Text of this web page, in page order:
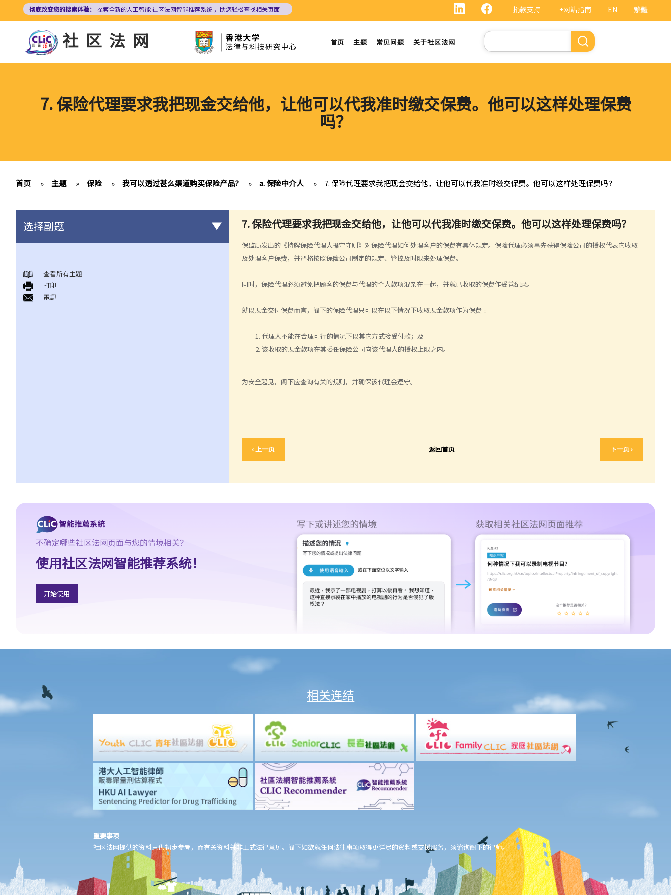
内
EN 繁體
捐款支持 +网站指南
彻底改变您的搜索体验： 探索全新的人工智能社区法网智能推荐系统 ，助您轻松查找相关页面
社区法网 首页 主题 常见问题 关于社区法网
搜
索
7. 保险代理要求我把现金交给他，让他可以代我准时缴交保费。他可以这样处理保费
吗？
首页 » 主题 » 保险 » 我可以透过甚么渠道购买保险产品? » a. 保险中介人 » 7. 保险代理要求我把现金交给他，让他可以代我准时缴交保费。他可以这样处理保费吗？
7.保险代理要求我把现金交给他，让他可以代我准时缴交保费。他可以这样处理保费吗？
保监局发出的《持牌保险代理人操守守则》对保险代理如何处理客户的保费有具体规定。保险代理必须事先获得保险公司的授权代表它收取
及处理客户保费，并严格按照保险公司制定的规定、管控及时限来处理保费。
同时，保险代理必须避免把顾客的保费与代理的个人款项混杂在一起，并就已收取的保费作妥善纪录。
就以现金交付保费而言，阁下的保险代理只可以在以下情况下收取现金款项作为保费﹕
代理人不能在合理可行的情况下以其它方式接受付款；及
该收取的现金款项在其委任保险公司向该代理人的授权上限之内。
为安全起见，阁下应查询有关的规则，并确保该代理会遵守。
‹ 上一页 返回首页 下一页 ›
选择副题
1. 投保人或保单持有人可能没有向保险公司披露所有个人资料。没
有这样的披露会导致索偿被拒绝吗？哪些重要事实必须披露？
2. 除上述问题外，若一些没有披露的资料与该项索偿无关（例如，
1. 保险中介人有两类─保险代理（insurance agent） 和保险经纪
2. 在新的监管制度下，对持牌保险中介人、保险代理机构或保险经
纪公司负责人有甚么要求?
4. 保险业监管局有甚么权力持牌保险中介人确保保险中介人遵从法
5. 我对赔偿金额及保险代理 / 保险公司的行为极之不满。我应否诉
诸法庭或向其他认可机构投诉？法庭或其他机构有否就每项索偿或
及要求退还保费？
b. 保险科技及虚拟保险公司
1. 甚么是保险科技?
3. 若我透过虚拟保险公司的全数码分销渠道购买保险，或使用保险
科技来处理与保险相关的事务，有甚么要注意?
A. 人寿保险（包括退休保障产品）
1. 「冷静期」是甚么？如果我刚刚购买了一份人寿保险，但几天后
想改变主意，我可否取消这份保险？
哪些因素？我可向谁征询意见？
3. 我如何在购买长期保险保单前，得知该保单的利益说明?
4. 我为何需要在购买长期保险保单前，提供资料以填写财务需要分
析报表?
5. 人寿保险的「可争议期」是甚么？
查看所有主題
打印
電郵
不确定哪些社区法网页面与您的情境相关？
使用社区法网智能推荐系统！
开始使用
相关连结
重要事项
社区法网提供的资料只供初步参考，而有关资料并非正式法律意见。阁下如欲就任何法律事项取得更详尽的资料或支援服务，须谘询阁下的律师。